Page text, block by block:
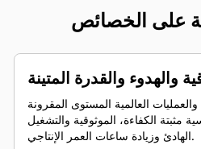
على الخصائص
والهدوء والقدرة المتينة
العالمية المستوى المقرونة
الكفاءة، الموثوقية والتشغيل
الهادئ وزيادة ساعات العمر الإنتاجي.